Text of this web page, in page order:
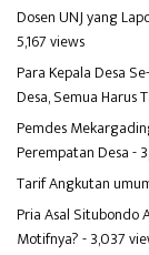
Dosen UNJ yang
5,167 views
Para Kepala Desa
Desa, Semua Harus
Pemdes
Perempatan Desa-
Tarif Angkutan
Pria Asal Situbondo
Motifnya?- 3,037